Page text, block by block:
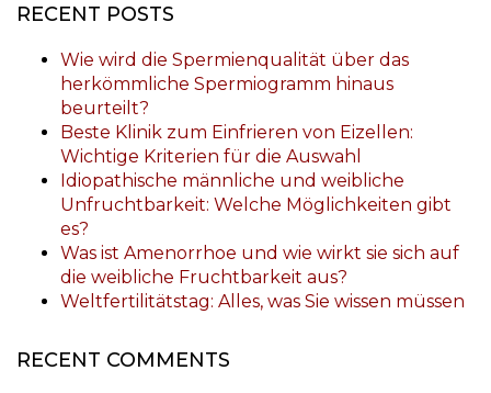
RECENT POSTS
Wie wird die Spermienqualität über das
herkömmliche Spermiogramm hinaus
beurteilt?
Beste Klinik zum Einfrieren von Eizellen:
Wichtige Kriterien für die Auswahl
Idiopathische männliche und weibliche
Unfruchtbarkeit: Welche Möglichkeiten gibt
es?
Was ist Amenorrhoe und wie wirkt sie sich auf
die weibliche Fruchtbarkeit aus?
Weltfertilitätstag: Alles, was Sie wissen müssen
RECENT COMMENTS